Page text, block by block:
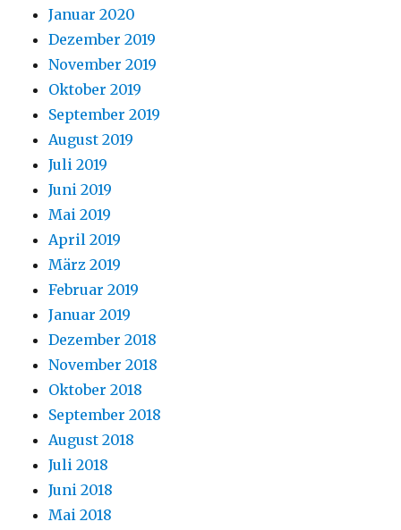
Januar 2020
Dezember 2019
November 2019
Oktober 2019
September 2019
August 2019
Juli 2019
Juni 2019
Mai 2019
April 2019
März 2019
Februar 2019
Januar 2019
Dezember 2018
November 2018
Oktober 2018
September 2018
August 2018
Juli 2018
Juni 2018
Mai 2018